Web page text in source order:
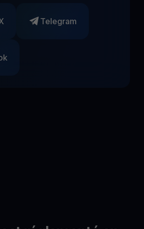
Telegram